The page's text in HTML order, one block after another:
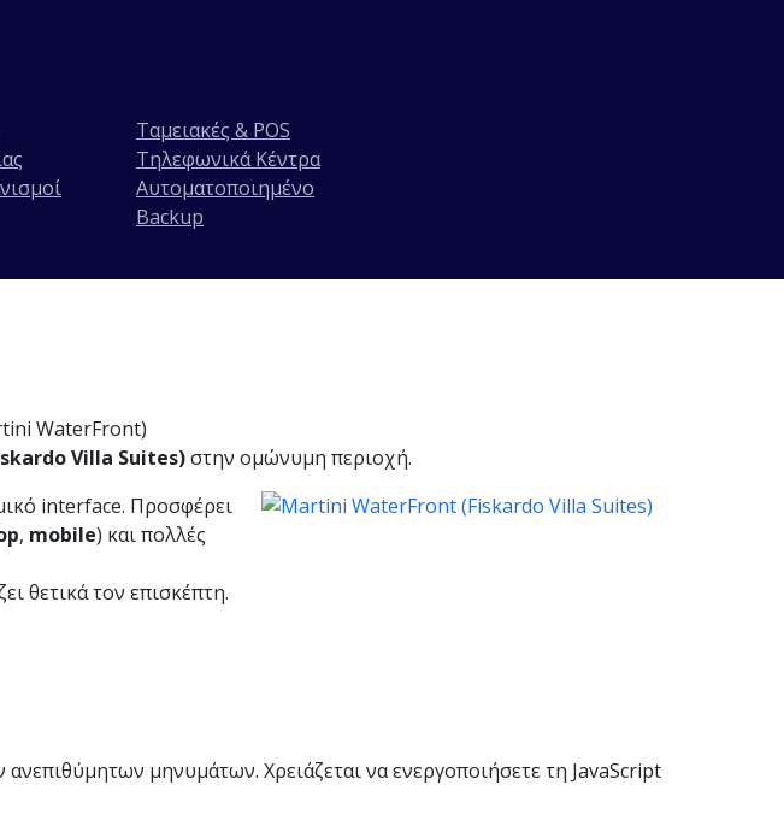
Ταμειακές & POS
Τηλεφωνικά Κέντρα
Αυτοματοποιημένο
Backup
Villa Suites)στην ομώνυμη περιοχή.
interface. Προσφέρει
, mobile) και πολλές
θετικά τον επισκέπτη.
μηνυμάτων. Χρειάζεται να ενεργοποιήσετε τη JavaScript